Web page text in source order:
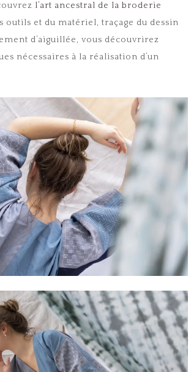
l’art ancestral de la broderie
outils et du matériel, traçage du dessin
d’aiguillée, vous découvrirez
nécessaires à la réalisation d’un